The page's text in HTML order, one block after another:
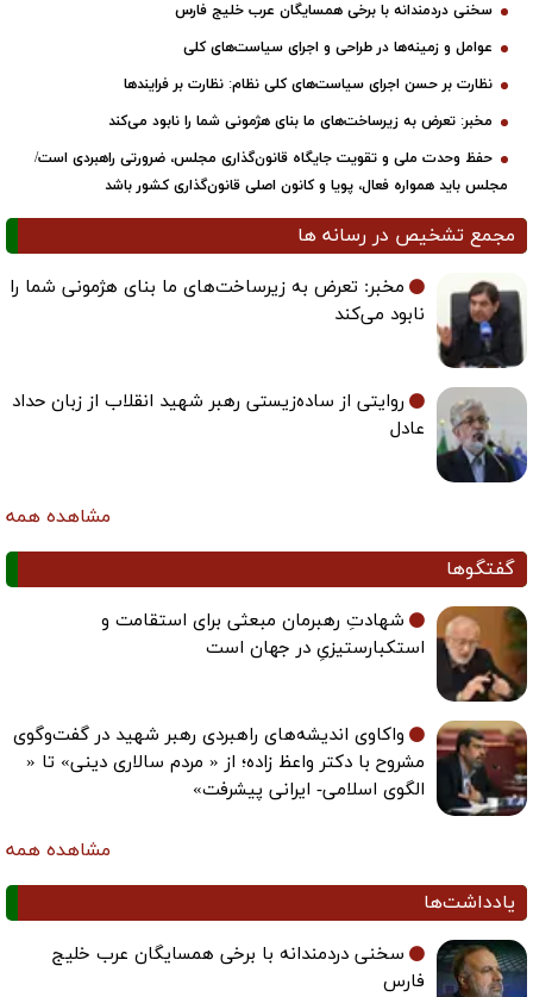
سخنی دردمندانه با برخی همسایگان عرب خلیج فارس
عوامل و زمینه‌ها در طراحی و اجرای سیاست‌های کلی
نظارت بر حسن اجرای سیاست‌های کلی نظام: نظارت بر فرایندها
مخبر: تعرض به زیرساخت‌های ما بنای هژمونی شما را نابود می‌کند
حفظ وحدت ملی و تقویت جایگاه قانون‌گذاری مجلس، ضرورتی راهبردی است/
مجلس باید همواره فعال، پویا و کانون اصلی قانون‌گذاری کشور باشد
مجمع تشخیص در رسانه ها
مخبر: تعرض به زیرساخت‌های ما بنای هژمونی شما را
نابود می‌کند
روایتی از ساده‌زیستی رهبر شهید انقلاب از زبان حداد
عادل
مشاهده همه
گفتگوها
شهادتِ رهبرمان مبعثی برای استقامت و
استکبارستیزیِ در جهان است
واکاوی اندیشه‌های راهبردی رهبر شهید در گفت‌وگوی
مشروح با دکتر واعظ زاده؛ از « مردم سالاری دینی» تا «
الگوی اسلامی- ایرانی پیشرفت»
مشاهده همه
یادداشت‌ها
سخنی دردمندانه با برخی همسایگان عرب خلیج
فارس